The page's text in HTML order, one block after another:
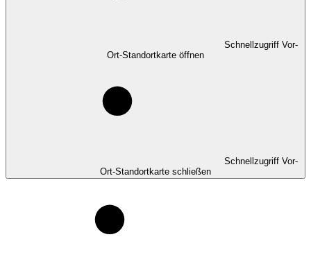
Schnellzugriff Vor-
Ort-Standortkarte öffnen
Schnellzugriff Vor-
Ort-Standortkarte schließen